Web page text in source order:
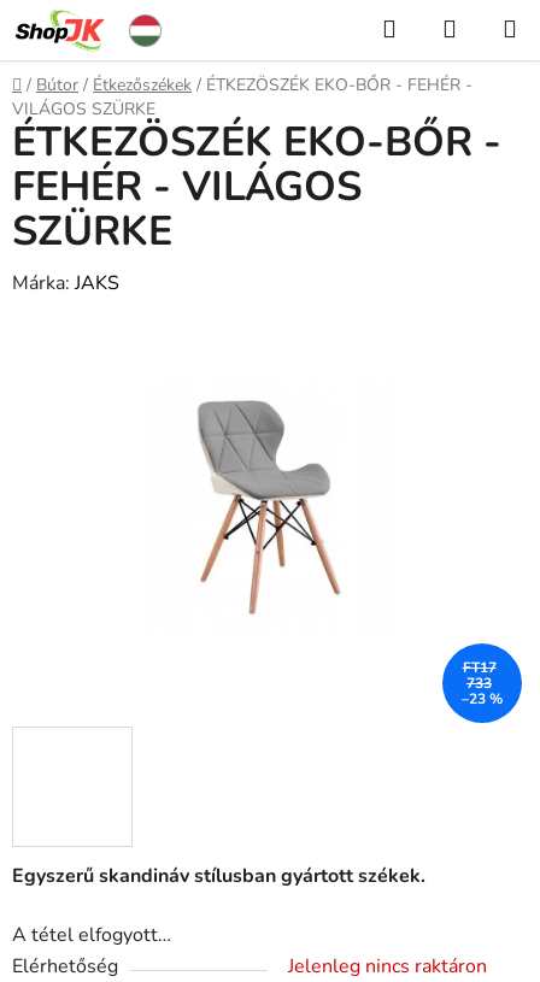
Ugrás
fő
tartalomhoz
KeresésKOSÁR
Kezdőlap
/ Bútor / Étkezőszékek / ÉTKEZÖSZÉK EKO-BŐR - FEHÉR -
VILÁGOS SZÜRKE
Egyszerű skandináv stílusban gyártott székek.
A tétel elfogyott…
Elérhetőség
Jelenleg nincs raktáron
ÉTKEZÖSZÉK EKO-BŐR -
FEHÉR - VILÁGOS
SZÜRKE
Márka:JAKS
FT17
733
–23 %